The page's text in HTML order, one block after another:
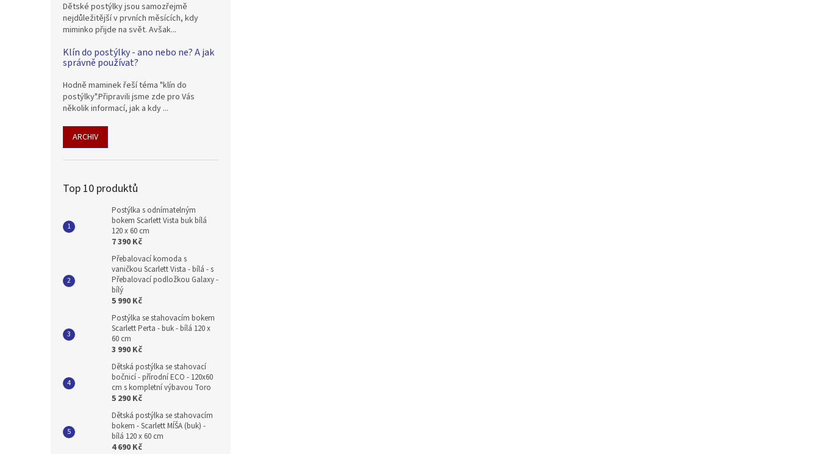
Dětské postýlky jsou samozřejmě
nejdůležitější v prvních měsících, kdy
miminko přijde na svět. Avšak...
Klín do postýlky - ano nebo ne? A jak
správně používat?
Hodně maminek řeší téma "klín do
postýlky".Připravili jsme zde pro Vás
několik informací, jak a kdy ...
ARCHIV
Top 10 produktů
Postýlka s odnímatelným
bokem Scarlett Vista buk bílá
120 x 60 cm
7 390 Kč
Přebalovací komoda s
vaničkou Scarlett Vista - bílá - s
Přebalovací podložkou Galaxy -
bílý
5 990 Kč
Postýlka se stahovacím bokem
Scarlett Perta - buk - bílá 120 x
60 cm
3 990 Kč
Dětská postýlka se stahovací
bočnicí - přírodní ECO - 120x60
cm s kompletní výbavou Toro
5 290 Kč
Dětská postýlka se stahovacím
bokem - Scarlett MÍŠA (buk) -
bílá 120 x 60 cm
4 690 Kč